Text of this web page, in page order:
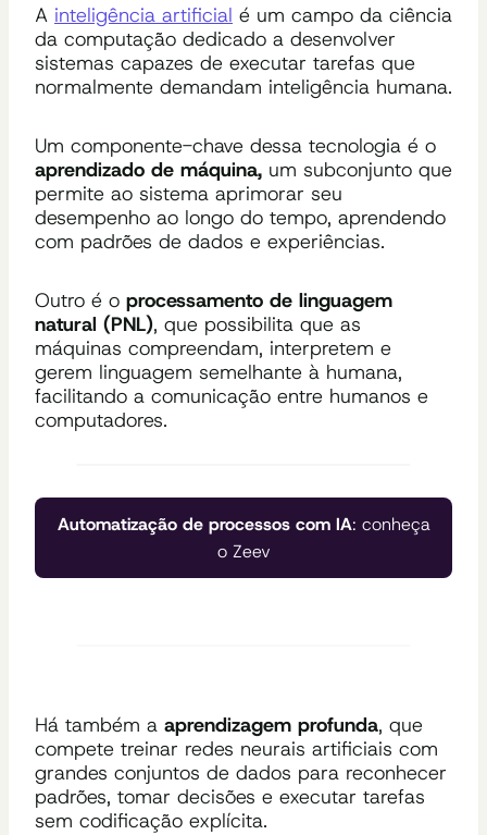
A inteligência artificial é um campo da ciência
da computação dedicado a desenvolver
sistemas capazes de executar tarefas que
normalmente demandam inteligência humana.
Um componente-chave dessa tecnologia é o
aprendizado de máquina, um subconjunto que
permite ao sistema aprimorar seu
desempenho ao longo do tempo, aprendendo
com padrões de dados e experiências.
Outro é o processamento de linguagem
natural (PNL), que possibilita que as
máquinas compreendam, interpretem e
gerem linguagem semelhante à humana,
facilitando a comunicação entre humanos e
computadores.
Automatização de processos com IA: conheça
o Zeev
Há também a aprendizagem profunda, que
compete treinar redes neurais artificiais com
grandes conjuntos de dados para reconhecer
padrões, tomar decisões e executar tarefas
sem codificação explícita.